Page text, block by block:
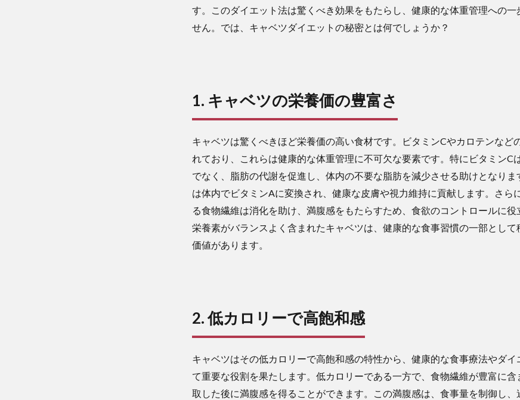
す。このダイエット法は驚くべき効果をもたらし、健康的な体重管理への一
せん。では、キャベツダイエットの秘密とは何でしょうか？
1. キャベツの栄養価の豊富さ
キャベツは驚くべきほど栄養価の高い食材です。ビタミンCやカロテンなど
れており、これらは健康的な体重管理に不可欠な要素です。特にビタミンC
でなく、脂肪の代謝を促進し、体内の不要な脂肪を減少させる助けとなりま
は体内でビタミンAに変換され、健康な皮膚や視力維持に貢献します。さら
る食物繊維は消化を助け、満腹感をもたらすため、食欲のコントロールに
栄養素がバランスよく含まれたキャベツは、健康的な食事習慣の一部として
価値があります。
2. 低カロリーで高飽和感
キャベツはその低カロリーで高飽和感の特性から、健康的な食事療法やダイ
て重要な役割を果たします。低カロリーである一方で、食物繊維が豊富に含
取した後に満腹感を得ることができます。この満腹感は、食事量を制御し、